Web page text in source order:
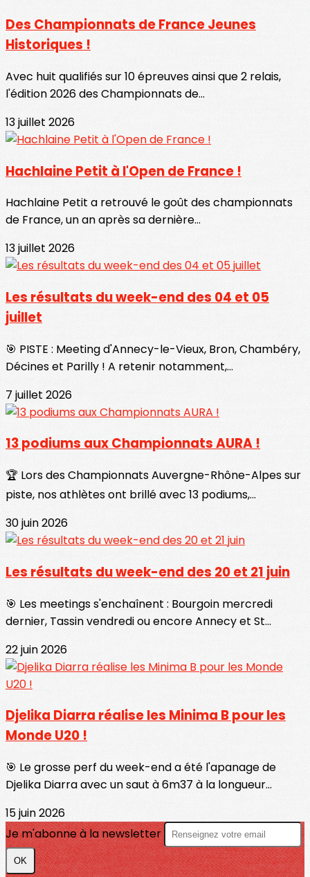
Des Championnats de France Jeunes
Historiques !
Avec huit qualifiés sur 10 épreuves ainsi que 2 relais,
l'édition 2026 des Championnats de...
13 juillet 2026
Hachlaine Petit à l'Open de France !
Hachlaine Petit a retrouvé le goût des championnats
de France, un an après sa dernière...
13 juillet 2026
Les résultats du week-end des 04 et 05
juillet
🎯 PISTE : Meeting d'Annecy-le-Vieux, Bron, Chambéry,
Décines et Parilly ! A retenir notamment,...
7 juillet 2026
13 podiums aux Championnats AURA !
🏆 Lors des Championnats Auvergne-Rhône-Alpes sur
piste, nos athlètes ont brillé avec 13 podiums,...
30 juin 2026
Les résultats du week-end des 20 et 21 juin
🎯 Les meetings s'enchaînent : Bourgoin mercredi
dernier, Tassin vendredi ou encore Annecy et St...
22 juin 2026
Djelika Diarra réalise les Minima B pour les
Monde U20 !
🎯 Le grosse perf du week-end a été l'apanage de
Djelika Diarra avec un saut à 6m37 à la longueur...
15 juin 2026
Je m'abonne à la newsletter
OK